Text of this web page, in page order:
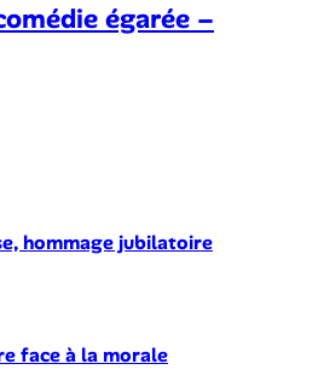
égarée –
hommage jubilatoire
face à la morale